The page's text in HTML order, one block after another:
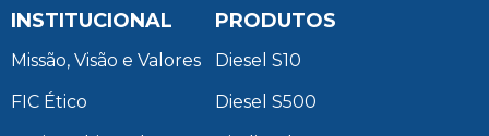
INSTITUCIONAL
Missão, Visão e Valores
FIC Ético
PRODUTOS
Diesel S10
Diesel S500